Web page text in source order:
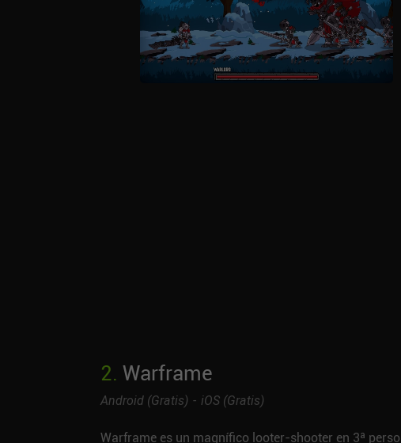
2. Warframe
Android (Gratis) iOS (Gratis)
Warframe es un magnífico looter-shooter en 3ª